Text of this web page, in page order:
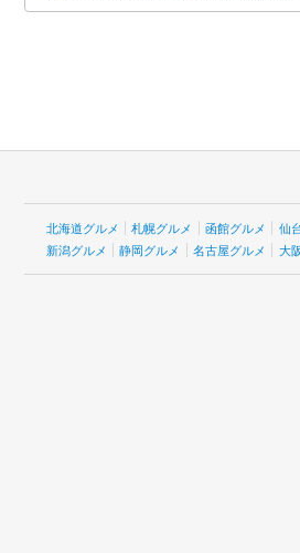
北海道グルメ 札幌グルメ 函館グルメ 仙
新潟グルメ
静岡グルメ 名古屋グルメ 大